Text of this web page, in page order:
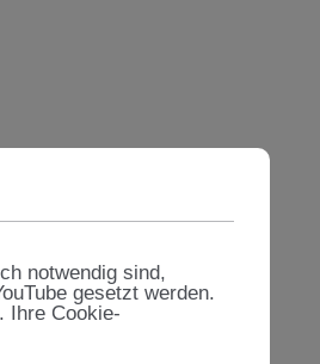
notwendig sind,
gesetzt werden.
Ihre Cookie-